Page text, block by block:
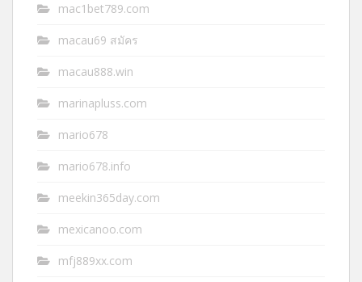
mac1bet789.com
macau69 สมัคร
macau888.win
marinapluss.com
mario678
mario678.info
meekin365day.com
mexicanoo.com
mfj889xx.com